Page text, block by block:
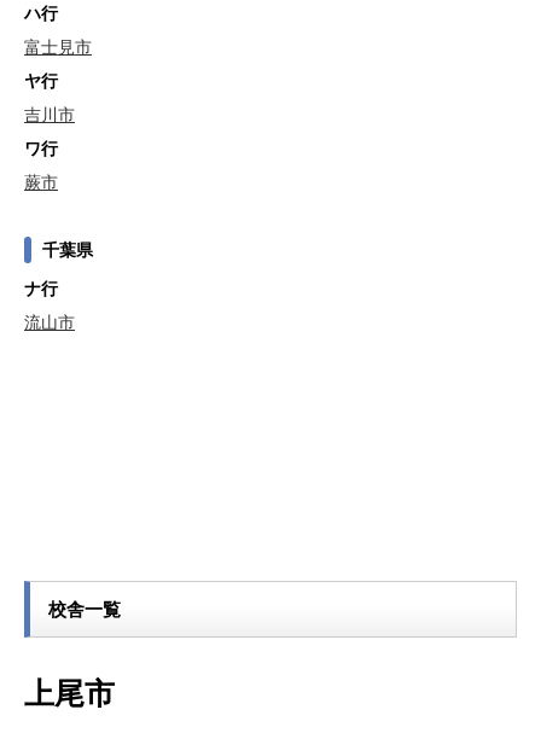
ハ行
富士見市
ヤ行
吉川市
ワ行
蕨市
千葉県
ナ行
流山市
校舎一覧
上尾市